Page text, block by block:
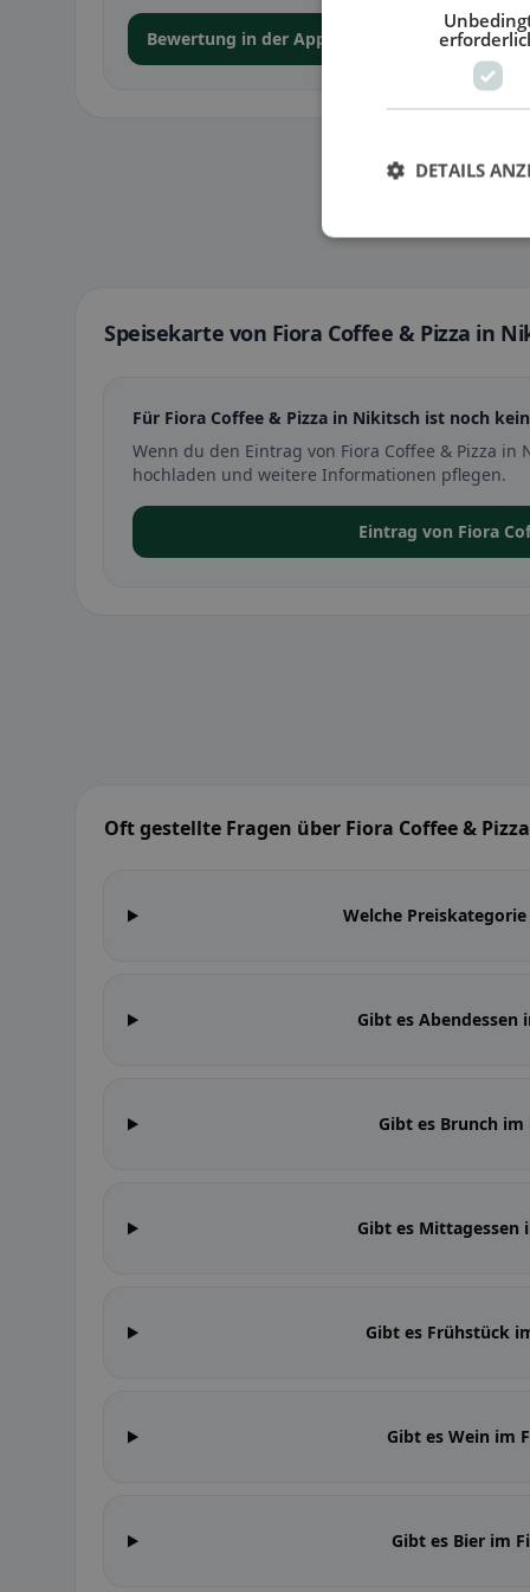
Bewertung in der App abgeben
Speisekarte von Fiora Coffee & Pizza in
Für Fiora Coffee & Pizza in Nikitsch ist noch
Wenn du den Eintrag von Fiora Coffee & Pizza
hochladen und weitere Informationen pflegen.
Eintrag von Fiora
Oft gestellte Fragen über Fiora Coffee & Pizza
Welche
Gibt es Abendessen
Gibt es Brunch im
Gibt es Mittagessen
Gibt es Frühstück
Gibt es Wein im
Gibt es Bier im
DETAILS